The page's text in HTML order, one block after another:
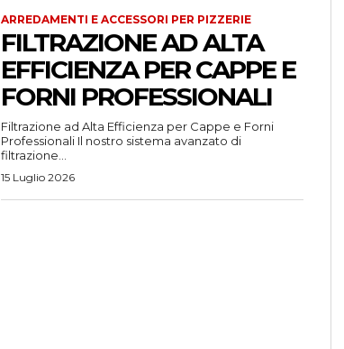
ARREDAMENTI E ACCESSORI PER PIZZERIE
FILTRAZIONE AD ALTA
EFFICIENZA PER CAPPE E
FORNI PROFESSIONALI
Filtrazione ad Alta Efficienza per Cappe e Forni
Professionali Il nostro sistema avanzato di
filtrazione...
15 Luglio 2026